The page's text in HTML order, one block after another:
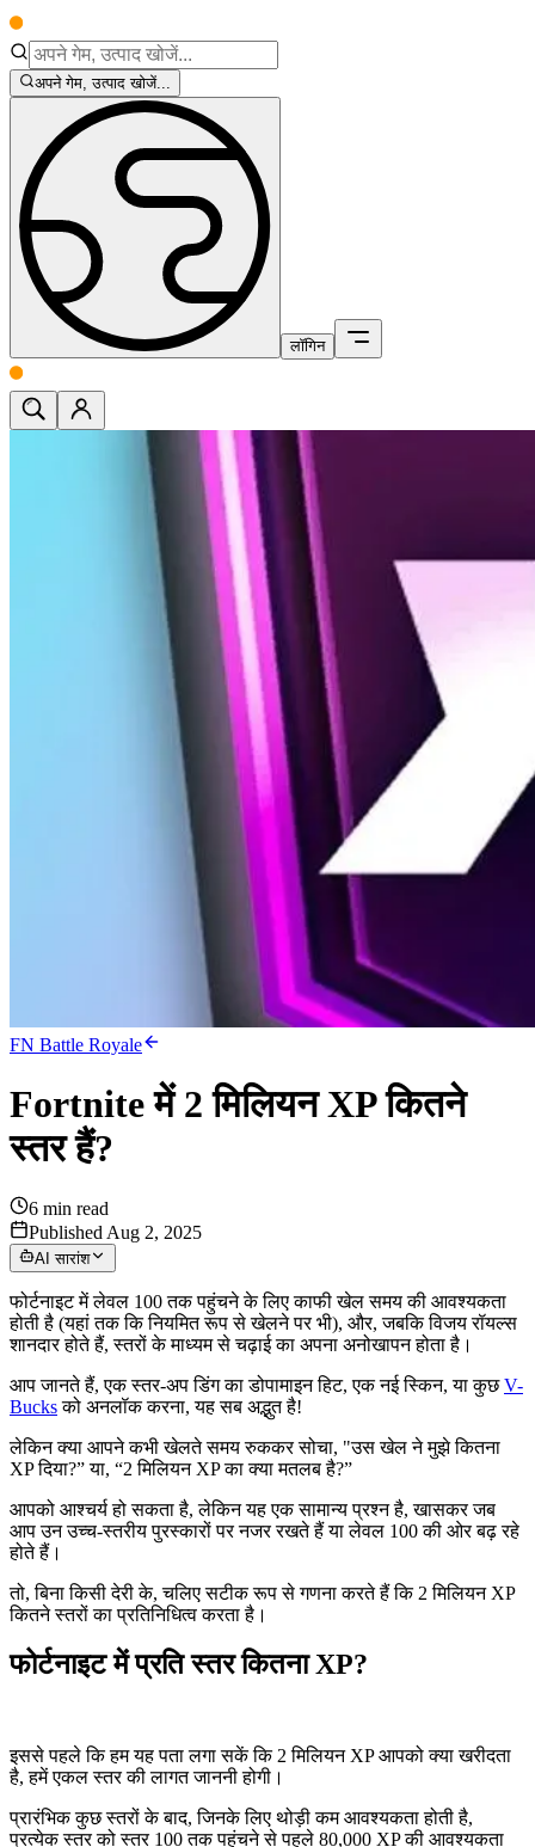
अपने गेम, उत्पाद खोजें...
लॉगिन
FN Battle Royale
Fortnite में 2 मिलियन XP कितने
स्तर हैं?
6 min read
Published Aug 2, 2025
AI सारांश
फोर्टनाइट में लेवल 100 तक पहुंचने के लिए काफी खेल समय की आवश्यकता
होती है (यहां तक कि नियमित रूप से खेलने पर भी), और, जबकि विजय रॉयल्स
शानदार होते हैं, स्तरों के माध्यम से चढ़ाई का अपना अनोखापन होता है।
आप जानते हैं, एक स्तर-अप डिंग का डोपामाइन हिट, एक नई स्किन, या कुछV-
Bucksको अनलॉक करना, यह सब अद्भुत है!
लेकिन क्या आपने कभी खेलते समय रुककर सोचा, "उस खेल ने मुझे कितना
XP दिया?” या, “2 मिलियन XP का क्या मतलब है?”
आपको आश्चर्य हो सकता है, लेकिन यह एक सामान्य प्रश्न है, खासकर जब
आप उन उच्च-स्तरीय पुरस्कारों पर नजर रखते हैं या लेवल 100 की ओर बढ़ रहे
होते हैं।
तो, बिना किसी देरी के, चलिए सटीक रूप से गणना करते हैं कि 2 मिलियन XP
कितने स्तरों का प्रतिनिधित्व करता है।
फोर्टनाइट में प्रति स्तर कितना XP?
इससे पहले कि हम यह पता लगा सकें कि 2 मिलियन XP आपको क्या खरीदता
है, हमें एकल स्तर की लागत जाननी होगी।
प्रारंभिक कुछ स्तरों के बाद, जिनके लिए थोड़ी कम आवश्यकता होती है,
प्रत्येक स्तर को स्तर 100 तक पहुंचने से पहले 80,000 XP की आवश्यकता